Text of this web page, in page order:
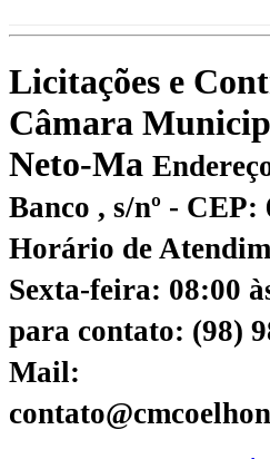
Licitações e
Câmara
Neto-Ma
Banco , s/nº - CEP:
Horário de
Sexta-feira: 08:00
para contato: (98)
Mail: